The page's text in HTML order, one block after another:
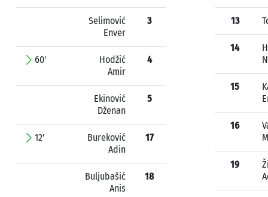
Selimović
Enver
3
60'
Hodžić
Amir
4
Ekinović
Dženan
5
12'
Bureković
Adin
17
Buljubašić
Anis
18
13
14
15
16
19